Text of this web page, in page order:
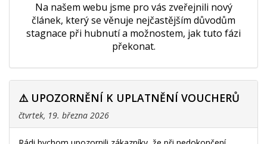
Na našem webu jsme pro vás zveřejnili nový
článek, který se věnuje nejčastějším důvodům
stagnace při hubnutí a možnostem, jak tuto fázi
překonat.
⚠️ UPOZORNĚNÍ K UPLATNĚNÍ VOUCHERŮ
čtvrtek, 19. března 2026